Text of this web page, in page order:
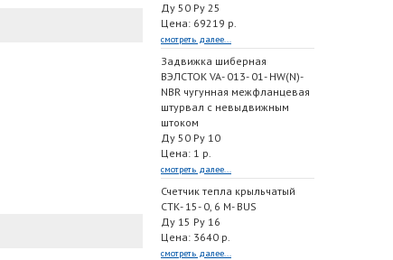
Ду 50 Ру 25
Цена: 69219 р.
смотреть далее...
Задвижка шиберная
ВЭЛСТОК VA- 013- 01- HW(N)-
NBR чугунная межфланцевая
штурвал с невыдвижным
штоком
Ду 50 Ру 10
Цена: 1 р.
смотреть далее...
Счетчик тепла крыльчатый
СТК- 15- 0, 6 M- BUS
Ду 15 Ру 16
Цена: 3640 р.
смотреть далее...